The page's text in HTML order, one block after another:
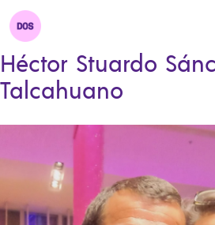
Héctor Stuardo
Talcahuano